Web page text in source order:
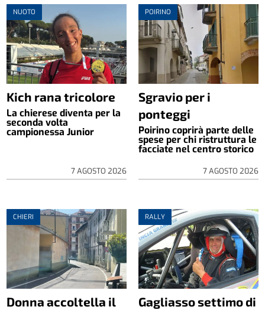
NUOTO
Kich rana tricolore
La chierese diventa per la
seconda volta
campionessa Junior
7 AGOSTO 2026
POIRINO
Sgravio per i
ponteggi
Poirino coprirà parte delle
spese per chi ristruttura le
facciate nel centro storico
7 AGOSTO 2026
CHIERI
Donna accoltella il
RALLY
Gagliasso settimo di